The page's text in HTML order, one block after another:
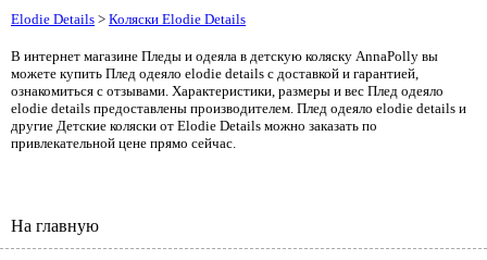
Elodie Details > Коляски Elodie Details
В интернет магазине Пледы и одеяла в детскую коляску AnnaPolly вы
можете купить Плед одеяло elodie details с доставкой и гарантией,
ознакомиться с отзывами. Характеристики, размеры и вес Плед одеяло
elodie details предоставлены производителем. Плед одеяло elodie details и
другие Детские коляски от Elodie Details можно заказать по
привлекательной цене прямо сейчас.
На главную